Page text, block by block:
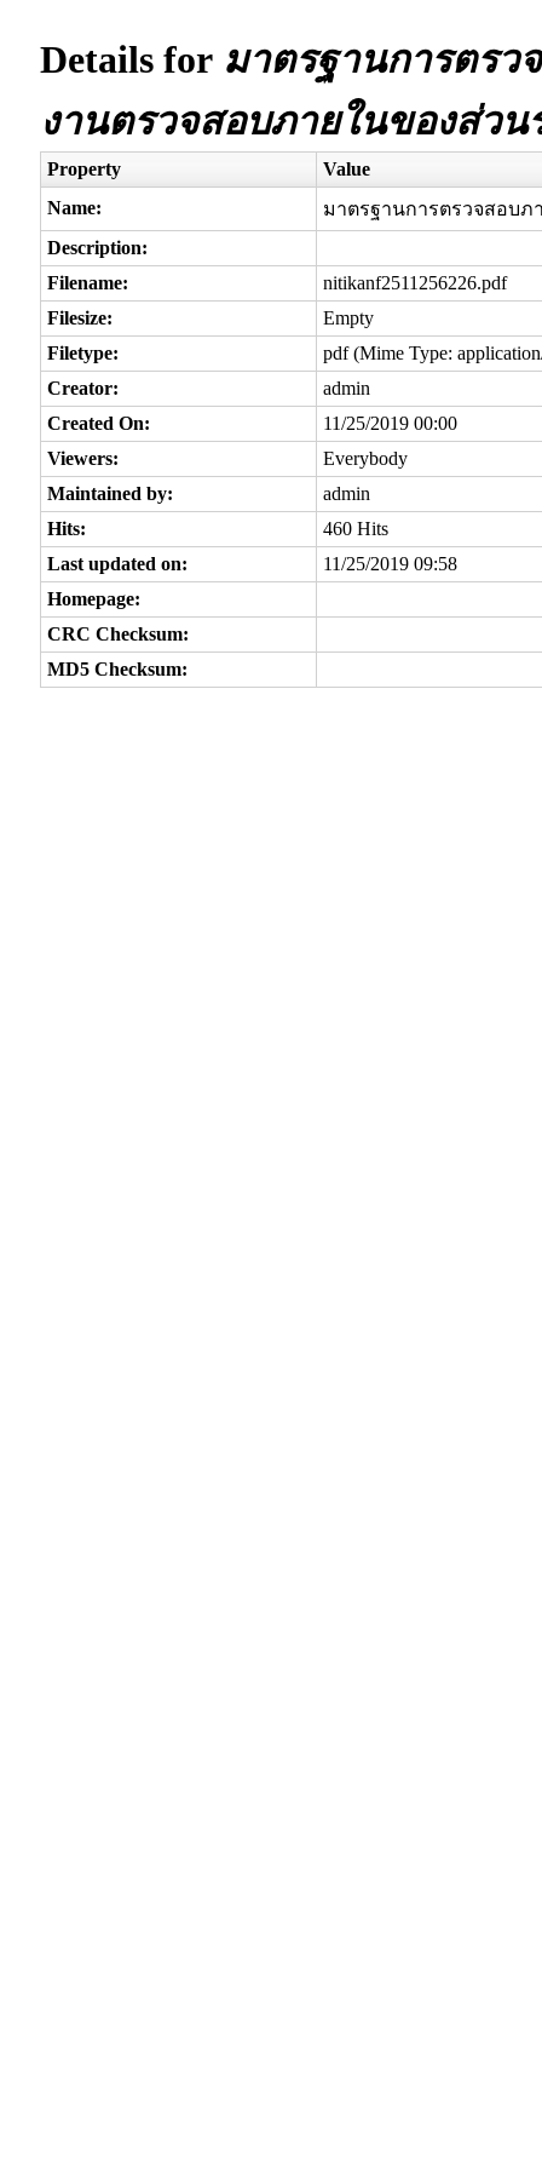
Details for มาตรฐานการตรว
งานตรวจสอบภายในของส่วน
Property
Value
Name:
มาตรฐานการตรวจสอบภ
Description:
Filename:
nitikanf2511256226.pdf
Filesize:
Empty
Filetype:
pdf (Mime Type:
Creator:
admin
Created On:
11/25/2019 00:00
Viewers:
Everybody
Maintained by:
admin
Hits:
460 Hits
Last updated on:
11/25/2019 09:58
Homepage:
CRC Checksum:
MD5 Checksum: